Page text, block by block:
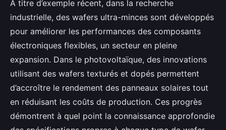
À titre d’exemple récent, dans la recherche
industrielle, des wafers ultra-minces sont développés
pour améliorer les performances des composants
électroniques flexibles, un secteur en pleine
expansion. Dans le photovoltaïque, des innovations
utilisant des wafers texturés et dopés permettent
d’accroître le rendement des panneaux solaires tout
en réduisant les coûts de production. Ces progrès
démontrent à quel point la connaissance approfondie